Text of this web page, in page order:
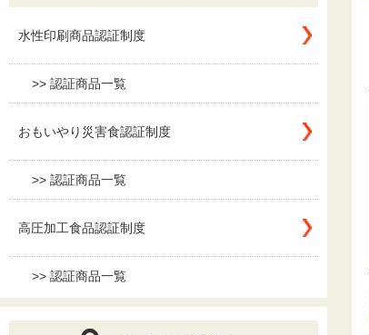
水性印刷商品認証制度
>> 認証商品一覧
おもいやり災害食認証制度
>> 認証商品一覧
高圧加工食品認証制度
>> 認証商品一覧